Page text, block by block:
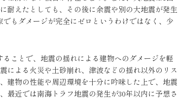
耐えたとしても、その後に余震や別の大地震が発生
もダメージが完全にゼロというわけではなく、少
ことで、地震の揺れによる建物へのダメージを軽
による火災や土砂崩れ、津波などの揺れ以外のリス
建物の性能や周辺環境を十分に吟味した上で、地震
最近では南海トラフ地震の発生が30年以内に予想さ